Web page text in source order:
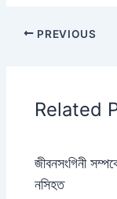
PREVIOUS
Related
জীবনসংগিনী
নসিহত